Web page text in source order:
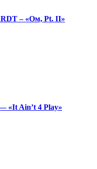
– «Ом, Pt. II»
«It Ain’t 4 Play»